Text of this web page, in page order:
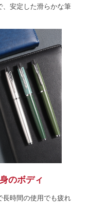
、安定した滑らかな筆
のボディ
長時間の使用でも疲れ